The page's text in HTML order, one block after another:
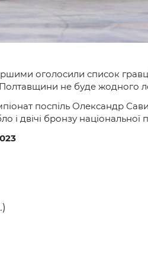
оголосили список
не буде жодного
поспіль Олександр
і двічі бронзу національної